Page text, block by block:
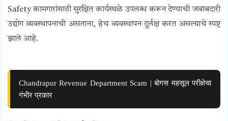
Safety कामगारांसाठी सुरक्षित कार्यस्थळे उपलब्ध करून देण्याची जबाबदारी
उद्योग व्यवस्थापनाची असताना, हेच व्यवस्थापन दुर्लक्ष करत असल्याचे स्पष्ट
झाले आहे.
Chandrapur Revenue Department Scam | बोगस महसूल परीक्षेचा
गंभीर प्रकार